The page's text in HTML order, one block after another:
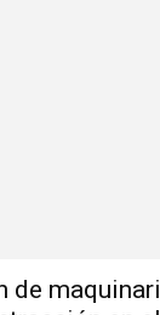
de